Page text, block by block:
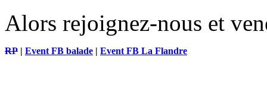
Alors rejoignez-nous et
RP | Event FB balade | Event FB La Flandre